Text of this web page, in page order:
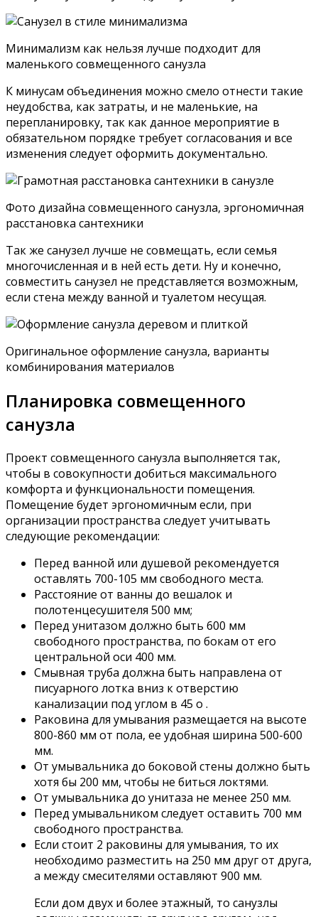
необходимо разместить на 250 мм друг от друга,
Если дом двух и более этажный, то санузлы
жилыми комнатами их размещать нельзя.
Дизайн совмещенного санузла с ванной, сочетание
совмещенного санузла чуть более 2 м2, обустройство
таких помещений следует тщательно продумать,
кабину, или вмонтировать встраиваемую
помывочную панель, и отгородить пространство
специальными экранами.
как оформить маленькое пространство с встроенной
душевой панелью
Чтобы установить совместно ванну, раковину и
унитаз требуется хотя бы 3,3 м 2 по полу, на такой
площади, при грамотной расстановке сантехники,
машина. А на больших площадях уже можно смело
устанавливать и шкаф, и вторую раковину, и биде.
Чтобы установить ванну посередине комнаты,
необходимо иметь площадь совмещенного санузла
не менее 8 м 2 .
Фото совмещенного санузла в хрущевке, фото
линейного расположения сантехники
Материалы для отделки
Ремонт в совмещенном санузле, фото самых
практичных и интересных идей представлены в
галерее, требует грамотного подбора отделочных
материалов, так как помещение это специфичное со
сложными условиями эксплуатации и особым
микроклиматом. Здесь, важно, чтобы облицовка
была устойчива к повышенной влажности и
температурной дельте, не боялась воздействия
бытовой химии, в том числе щелочных, кислотных
растворов и абразивных паст.
Совмещенный санузел, фото нестандартного дизайна
и использование нехарактерных для этого
помещения отделочных материалов: дерево и обои